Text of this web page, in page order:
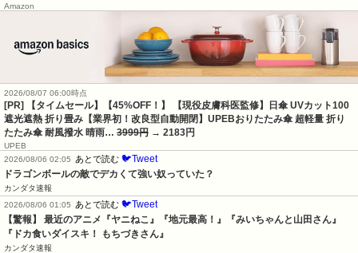
Amazon
2026/08/07 06:00時点
[PR] 【タイムセール】【45%OFF！】 【現役皮膚科医監修】日傘 UVカット100
遮光遮熱 折り畳み【業界初！改良型自動開閉】UPEBおりたたみ傘 超軽量 折り
たたみ傘 耐風撥水 晴雨… 3999円 → 2183円
UPEB
2026/08/06 02:05
あとで読む 🐦Tweet
ドラゴンボールの敵でデカくて強い奴っていた？
カンダタ速報
2026/08/06 01:05
あとで読む 🐦Tweet
【驚報】 最近のアニメ『ヤニねこ』『地元最高！』『みいちゃんと山田さん』
『ドカ食いダイスキ！ もちづきさん』
カンダタ速報